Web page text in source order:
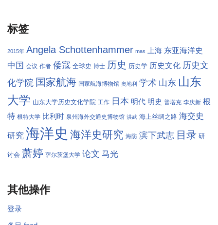
标签
2015年 Angela Schottenhammer mas 上海 东亚海洋史
中国 会议 作者 倭寇 全球史 博士 历史 历史学 历史文化 历史文
化学院 国家航海 国家航海博物馆 奥地利 学术 山东 山东
大学 山东大学历史文化学院 工作 日本 明代 明史 普塔克 李庆新 根
特 根特大学 比利时 泉州海外交通史博物馆 洪武 海上丝绸之路 海交史
研究 海洋史 海洋史研究 海防 滨下武志 目录 研
讨会 萧婷 萨尔茨堡大学 论文 马光
其他操作
登录